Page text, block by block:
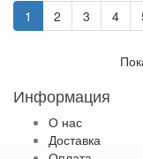
1 2 3 4
Информация
О нас
Доставка